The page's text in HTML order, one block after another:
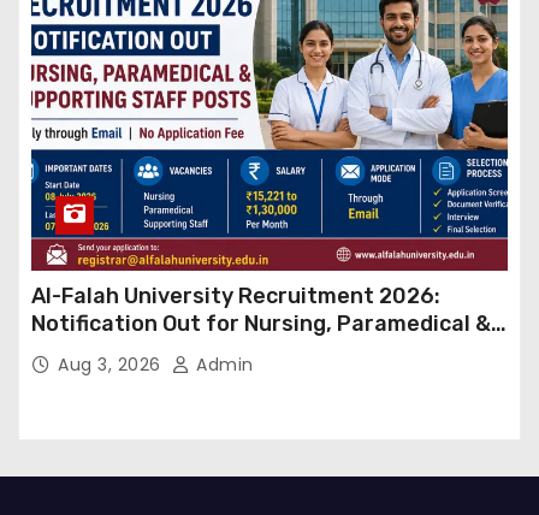
Al-Falah University Recruitment 2026:
Notification Out for Nursing, Paramedical &
Supporting Staff Posts, Apply Through Email
Aug 3, 2026 Admin